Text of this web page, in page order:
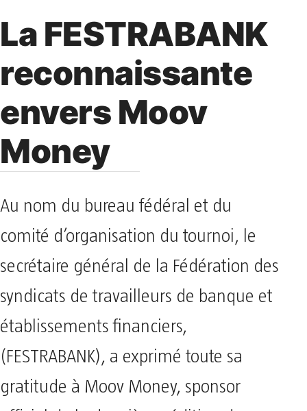
La FESTRABANK
reconnaissante
envers Moov
Money
Au nom du bureau fédéral et du
comité d’organisation du tournoi, le
secrétaire général de la Fédération des
syndicats de travailleurs de banque et
établissements financiers,
(FESTRABANK), a exprimé toute sa
gratitude à Moov Money, sponsor